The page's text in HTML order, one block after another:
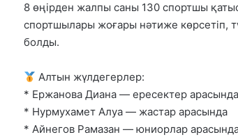
8 өңірден жалпы саны 130 спортшы
спортшылары жоғары нәтиже көрсетіп,
болды.
Алтын жүлдегерлер:
* Ержанова Диана — ересектер арасында
* Нурмухамет Алуа — жастар арасында
* Айнегов Рамазан — юниорлар